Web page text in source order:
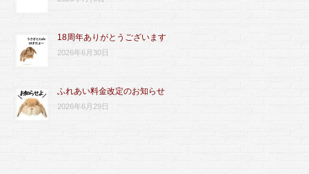
18周年ありがとうございます
2026年6月30日
ふれあい料金改定のお知らせ
2026年6月29日